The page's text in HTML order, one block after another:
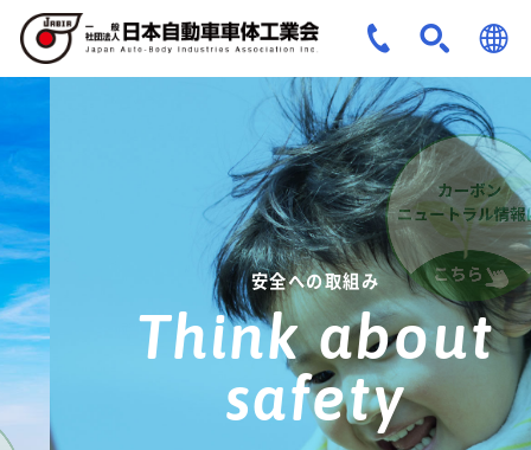
JPN
ENG
安全への取組み
Think about
safety